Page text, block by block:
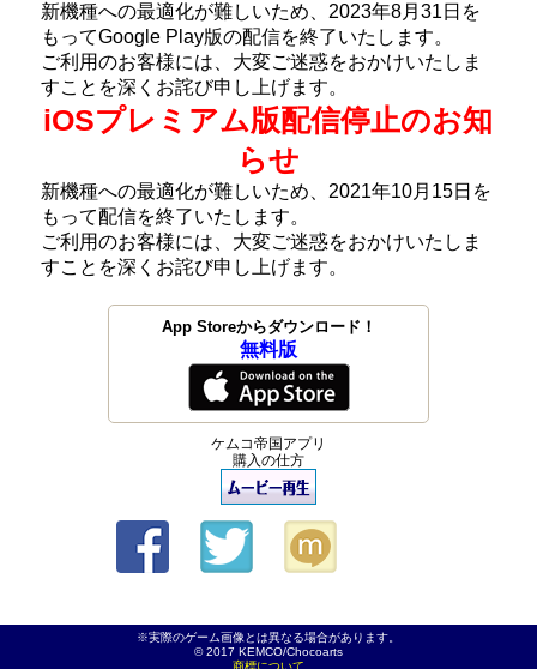
新機種への最適化が難しいため、2023年8月31日を
もってGoogle Play版の配信を終了いたします。
ご利用のお客様には、大変ご迷惑をおかけいたしま
すことを深くお詫び申し上げます。
iOSプレミアム版配信停止のお知
らせ
新機種への最適化が難しいため、2021年10月15日を
もって配信を終了いたします。
ご利用のお客様には、大変ご迷惑をおかけいたしま
すことを深くお詫び申し上げます。
App Storeからダウンロード！
無料版
ケムコ帝国アプリ
購入の仕方
※実際のゲーム画像とは異なる場合があります。
© 2017 KEMCO/Chocoarts
商標について